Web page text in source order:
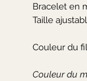
Bracelet en
Taille
Couleur du
Couleur du